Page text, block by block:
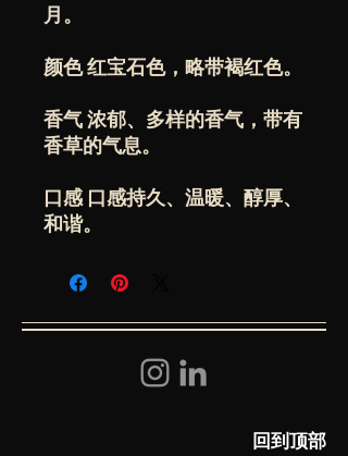
月。
颜色 红宝石色，略带褐红色。
香气 浓郁、多样的香气，带有
香草的气息。
口感 口感持久、温暖、醇厚、
和谐。
回到顶部